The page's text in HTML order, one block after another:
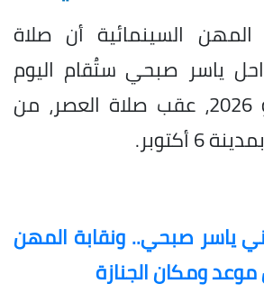
السينمائية أن صلاة
ياسر صبحي ستُقام اليوم
الجمعة 3 يوليو 2026، عقب صلاة العصر، من
أكتوبر.
ياسر صبحي.. ونقابة المهن
موعد ومكان الجنازة